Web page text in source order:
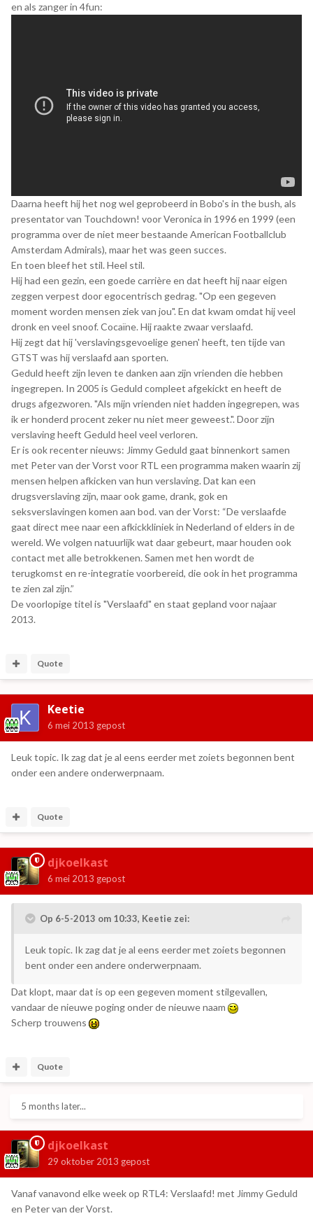
en als zanger in 4fun:
Daarna heeft hij het nog wel geprobeerd in Bobo's in the bush, als
presentator van Touchdown! voor Veronica in 1996 en 1999 (een
programma over de niet meer bestaande American Footballclub
Amsterdam Admirals), maar het was geen succes.
En toen bleef het stil. Heel stil.
Hij had een gezin, een goede carrière en dat heeft hij naar eigen
zeggen verpest door egocentrisch gedrag. "Op een gegeven
moment worden mensen ziek van jou". En dat kwam omdat hij veel
dronk en veel snoof. Cocaïne. Hij raakte zwaar verslaafd.
Hij zegt dat hij 'verslavingsgevoelige genen' heeft, ten tijde van
GTST was hij verslaafd aan sporten.
Geduld heeft zijn leven te danken aan zijn vrienden die hebben
ingegrepen. In 2005 is Geduld compleet afgekickt en heeft de
drugs afgezworen. "Als mijn vrienden niet hadden ingegrepen, was
ik er honderd procent zeker nu niet meer geweest.". Door zijn
verslaving heeft Geduld heel veel verloren.
Er is ook recenter nieuws: Jimmy Geduld gaat binnenkort samen
met Peter van der Vorst voor RTL een programma maken waarin zij
mensen helpen afkicken van hun verslaving. Dat kan een
drugsverslaving zijn, maar ook game, drank, gok en
seksverslavingen komen aan bod. van der Vorst: “De verslaafde
gaat direct mee naar een afkickkliniek in Nederland of elders in de
wereld. We volgen natuurlijk wat daar gebeurt, maar houden ook
contact met alle betrokkenen. Samen met hen wordt de
terugkomst en re-integratie voorbereid, die ook in het programma
te zien zal zijn.”
De voorlopige titel is "Verslaafd" en staat gepland voor najaar
2013.
Quote
Keetie
6 mei 2013 gepost
Leuk topic. Ik zag dat je al eens eerder met zoiets begonnen bent
onder een andere onderwerpnaam.
Quote
djkoelkast
6 mei 2013 gepost
Op 6-5-2013 om 10:33, Keetie zei:
Leuk topic. Ik zag dat je al eens eerder met zoiets begonnen
bent onder een andere onderwerpnaam.
Dat klopt, maar dat is op een gegeven moment stilgevallen,
vandaar de nieuwe poging onder de nieuwe naam
Scherp trouwens
Quote
5 months later...
djkoelkast
29 oktober 2013 gepost
Vanaf vanavond elke week op RTL4: Verslaafd! met Jimmy Geduld
en Peter van der Vorst.